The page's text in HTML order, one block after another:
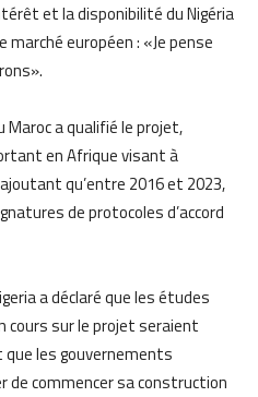
et la disponibilité du Nigéria
marché européen : «Je pense
Maroc a qualifié le projet,
en Afrique visant à
qu’entre 2016 et 2023,
de protocoles d’accord
a déclaré que les études
cours sur le projet seraient
les gouvernements
commencer sa construction